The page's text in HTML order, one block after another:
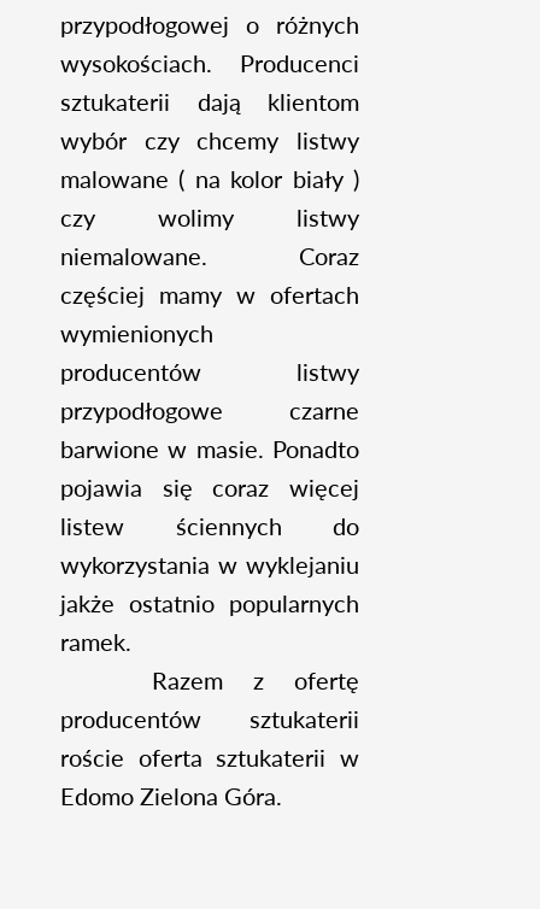
przypodłogowej o różnych
wysokościach. Producenci
sztukaterii dają klientom
wybór czy chcemy listwy
malowane ( na kolor biały )
czy wolimy listwy
niemalowane. Coraz
częściej mamy w ofertach
wymienionych
producentów listwy
przypodłogowe czarne
barwione w masie. Ponadto
pojawia się coraz więcej
listew ściennych do
wykorzystania w wyklejaniu
jakże ostatnio popularnych
ramek.
Razem z ofertę
producentów sztukaterii
roście oferta sztukaterii w
Edomo Zielona Góra.